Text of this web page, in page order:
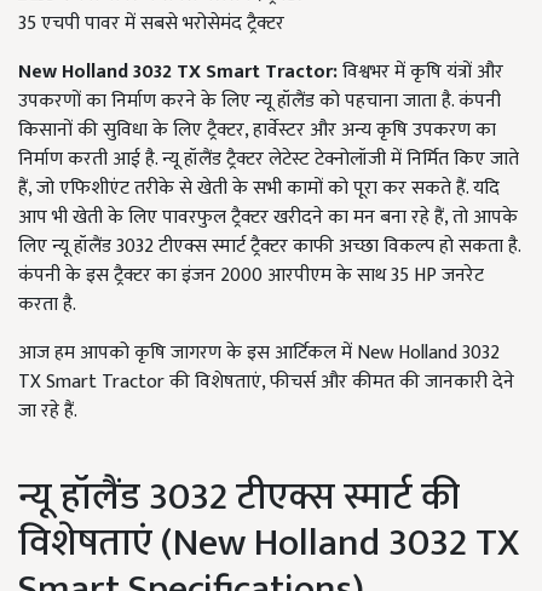
35 एचपी पावर में सबसे भरोसेमंद ट्रैक्टर
New Holland 3032 TX Smart Tractor:विश्वभर में कृषि यंत्रों और
उपकरणों का निर्माण करने के लिए न्यू हॉलैंड को पहचाना जाता है. कंपनी
किसानों की सुविधा के लिए ट्रैक्टर, हार्वेस्टर और अन्य कृषि उपकरण का
निर्माण करती आई है. न्यू हॉलैंड ट्रैक्टर लेटेस्ट टेक्नोलॉजी में निर्मित किए जाते
हैं, जो एफिशीएंट तरीके से खेती के सभी कामों को पूरा कर सकते हैं. यदि
आप भी खेती के लिए पावरफुल ट्रैक्टर खरीदने का मन बना रहे हैं, तो आपके
लिए न्यू हॉलैंड 3032 टीएक्स स्मार्ट ट्रैक्टर काफी अच्छा विकल्प हो सकता है.
कंपनी के इस ट्रैक्टर का इंजन 2000 आरपीएम के साथ 35 HP जनरेट
करता है.
आज हम आपको कृषि जागरण के इस आर्टिकल में New Holland 3032
TX Smart Tractor की विशेषताएं, फीचर्स और कीमत की जानकारी देने
जा रहे हैं.
न्यू हॉलैंड 3032 टीएक्स स्मार्ट की
विशेषताएं (New Holland 3032 TX